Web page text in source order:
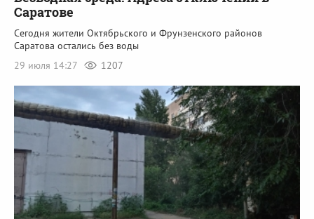
Саратове
Сегодня жители Октябрьского и Фрунзенского районов
Саратова остались без воды
29 июля 14:27
1207